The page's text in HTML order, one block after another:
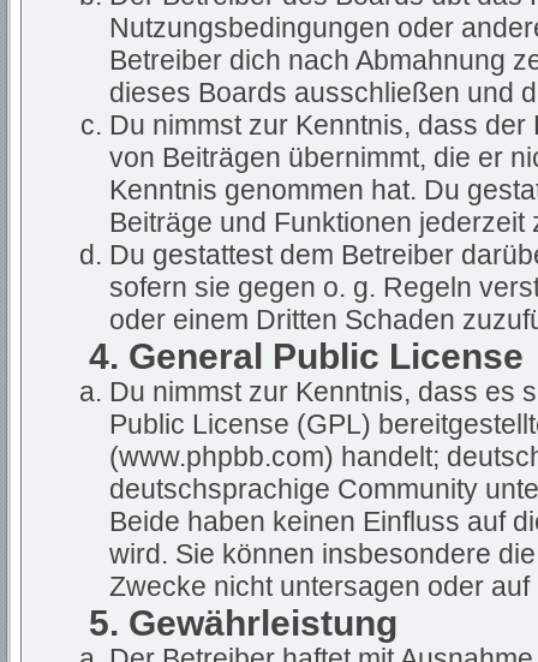
Nutzungsbedingungen oder
Betreiber dich nach Abmahnung
dieses Boards ausschließen und
Du nimmst zur Kenntnis, dass
von Beiträgen übernimmt, die er
Kenntnis genommen hat. Du
Beiträge und Funktionen
Du gestattest dem Betreiber
sofern sie gegen o. g. Regeln
oder einem Dritten Schaden
4. General Public License
Du nimmst zur Kenntnis, dass es
Public License (GPL)
(www.phpbb.com) handelt;
deutschsprachige Community
Beide haben keinen Einfluss auf
wird. Sie können insbesondere
Zwecke nicht untersagen oder
5. Gewährleistung